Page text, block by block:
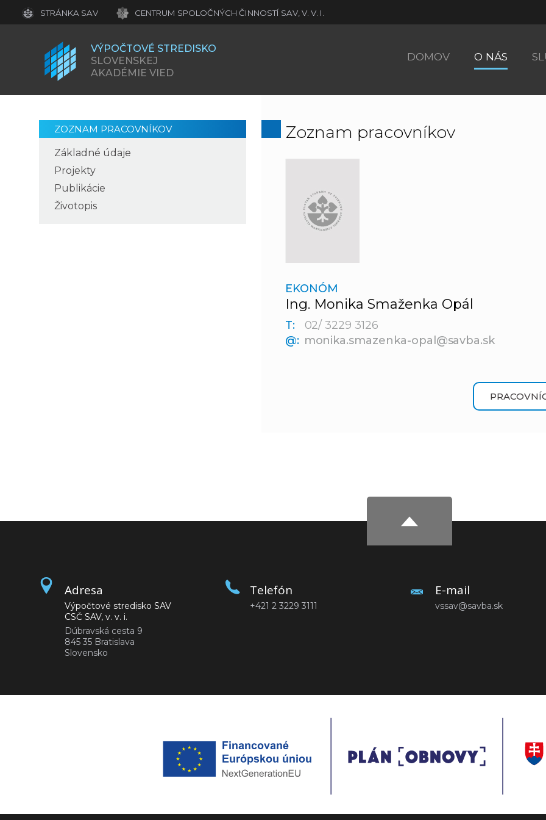
VÝPOČTOVÉ STREDISKO
SLOVENSKEJ
AKADÉMIE VIED
DOMOV O NÁS
STRÁNKA SAV CENTRUM SPOLOČNÝCH ČINNOSTÍ SAV, V. V. I.
ZOZNAM PRACOVNÍKOV
Základné údaje
Projekty
Publikácie
Životopis
Zoznam pracovníkov
EKONÓM
Ing. Monika Smaženka Opál
T:
02/ 3229 3126
@: monika.smazenka-opal@savba.sk
Adresa
Výpočtové stredisko SAV
CSČ SAV, v. v. i.
Dúbravská cesta 9
845 35 Bratislava
Slovensko
Telefón
+421 2 3229 3111
E-mail
vssav@savba.sk